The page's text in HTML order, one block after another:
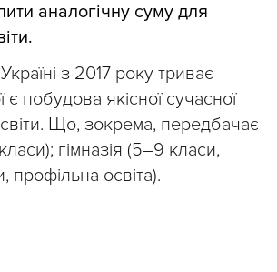
аналогічну суму для
з 2017 року триває
побудова якісної сучасної
Що, зокрема, передбачає
гімназія (5–9 класи,
профільна освіта).